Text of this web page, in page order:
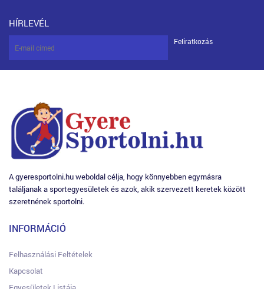
HÍRLEVÉL
Feliratkozás
A gyeresportolni.hu weboldal célja, hogy könnyebben egymásra
találjanak a sportegyesületek és azok, akik szervezett keretek között
szeretnének sportolni.
INFORMÁCIÓ
Felhasználási Feltételek
Kapcsolat